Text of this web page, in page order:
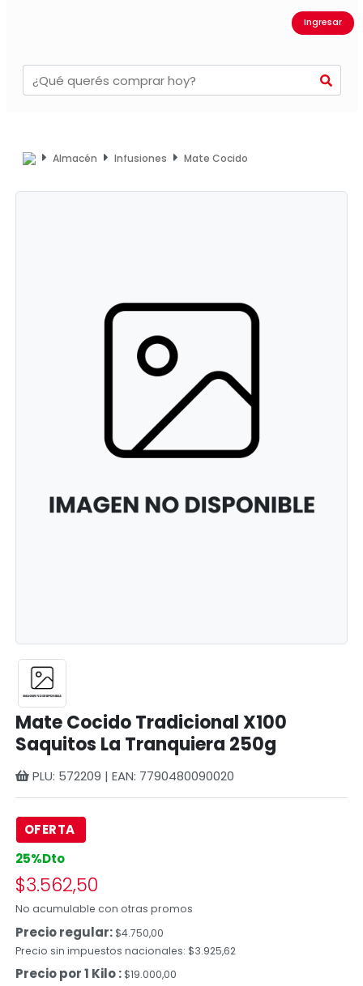
Ingresar
Almacén Infusiones Mate Cocido
Mate Cocido Tradicional X100
Saquitos La Tranquiera 250g
PLU: 572209 | EAN: 7790480090020
OFERTA
25%Dto
$3.562,50
No acumulable con otras promos
Precio regular:$4.750,00
Precio sin impuestos nacionales: $3.925,62
Precio por 1 Kilo : $19.000,00